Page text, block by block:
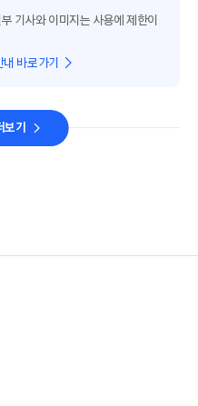
기사와 이미지는 사용에 제한이
바로가기
기